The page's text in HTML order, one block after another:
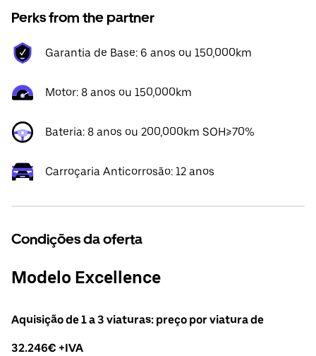
Perks from the partner
Garantia de Base: 6 anos ou 150,000km
Motor: 8 anos ou 150,000km
Bateria: 8 anos ou 200,000km SOH≥70%
Carroçaria Anticorrosão: 12 anos
Condições da oferta
Modelo Excellence
Aquisição de 1 a 3 viaturas: preço por viatura de
32.246€ +IVA